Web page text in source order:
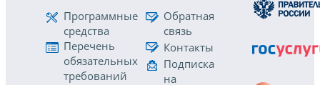
Программные
средства
Перечень
обязательных
требований
Обратная
связь
Контакты
Подписка
на